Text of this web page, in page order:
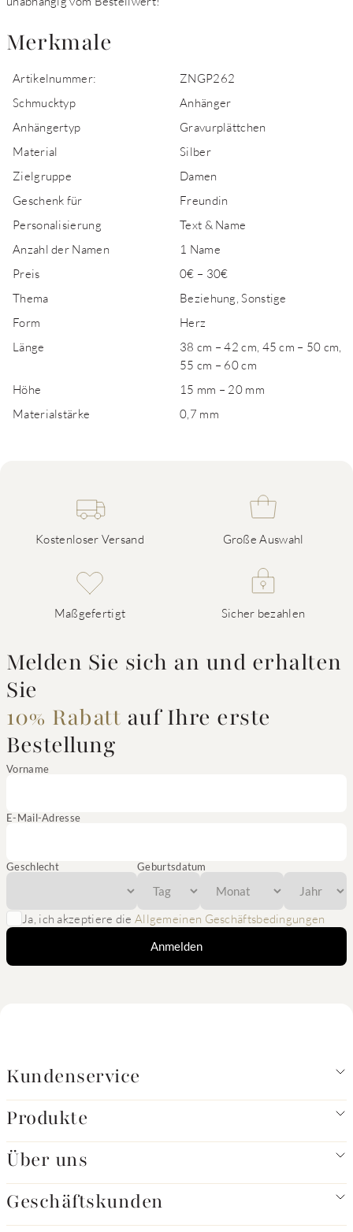
Merkmale
Artikelnummer:
ZNGP262
Schmucktyp
Anhänger
Anhängertyp
Gravurplättchen
Material
Silber
Zielgruppe
Damen
Geschenk für
Freundin
Personalisierung
Text & Name
Anzahl der Namen
1 Name
Preis
0€ – 30€
Thema
Beziehung, Sonstige
Form
Herz
Länge
38 cm – 42 cm, 45 cm – 50 cm,
55 cm – 60 cm
Höhe
15 mm – 20 mm
Materialstärke
0,7 mm
Kostenloser Versand Große Auswahl
Maßgefertigt Sicher bezahlen
Melden Sie sich an und erhalten
Sie
10% Rabatt auf Ihre erste
Bestellung
Vorname
E-Mail-Adresse
Geschlecht Geburtsdatum
Ja, ich akzeptiere die Allgemeinen Geschäftsbedingungen
Anmelden
Kundenservice
Produkte
Über uns
Geschäftskunden